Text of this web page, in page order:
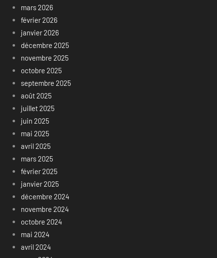
mars 2026
février 2026
janvier 2026
décembre 2025
novembre 2025
octobre 2025
septembre 2025
août 2025
juillet 2025
juin 2025
mai 2025
avril 2025
mars 2025
février 2025
janvier 2025
décembre 2024
novembre 2024
octobre 2024
mai 2024
avril 2024